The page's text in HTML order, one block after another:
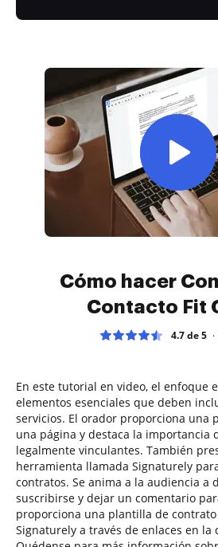
Cómo hacer
Contacto Fit
4.7 de 5
En este tutorial en video, el enfoque
elementos esenciales que deben
servicios. El orador proporciona una
una página y destaca la importancia
legalmente vinculantes. También
herramienta llamada Signaturely
contratos. Se anima a la audiencia a
suscribirse y dejar un comentario
proporciona una plantilla de contrato
Signaturely a través de enlaces en la